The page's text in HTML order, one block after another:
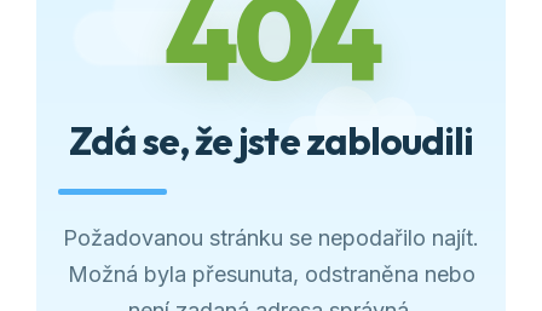
404
Zdá se, že jste zabloudili
Požadovanou stránku se nepodařilo najít.
Možná byla přesunuta, odstraněna nebo